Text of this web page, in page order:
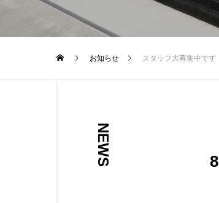
お知らせ スタッフ大募集中です
NEWS 8